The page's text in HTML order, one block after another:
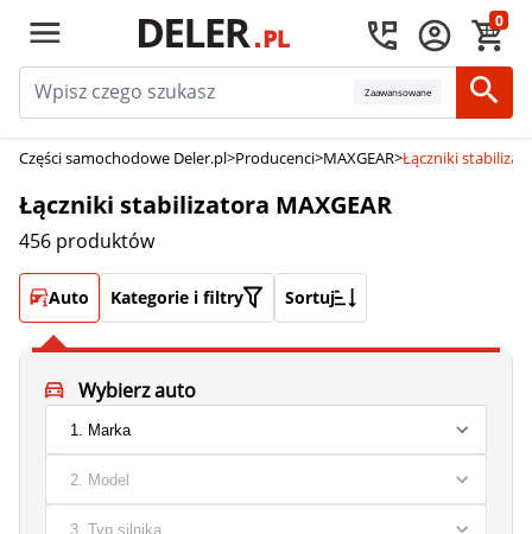
0
Zaawansowane
Części samochodowe Deler.pl>Producenci>MAXGEAR>Łączniki
Łączniki stabilizatora MAXGEAR
456 produktów
Auto Kategorie i filtry Sortuj
Wybierz auto